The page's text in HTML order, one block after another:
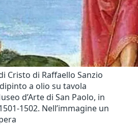
Cristo di Raffaello Sanzio
a olio su tavola
d’Arte di San Paolo, in
1502. Nell’immagine un